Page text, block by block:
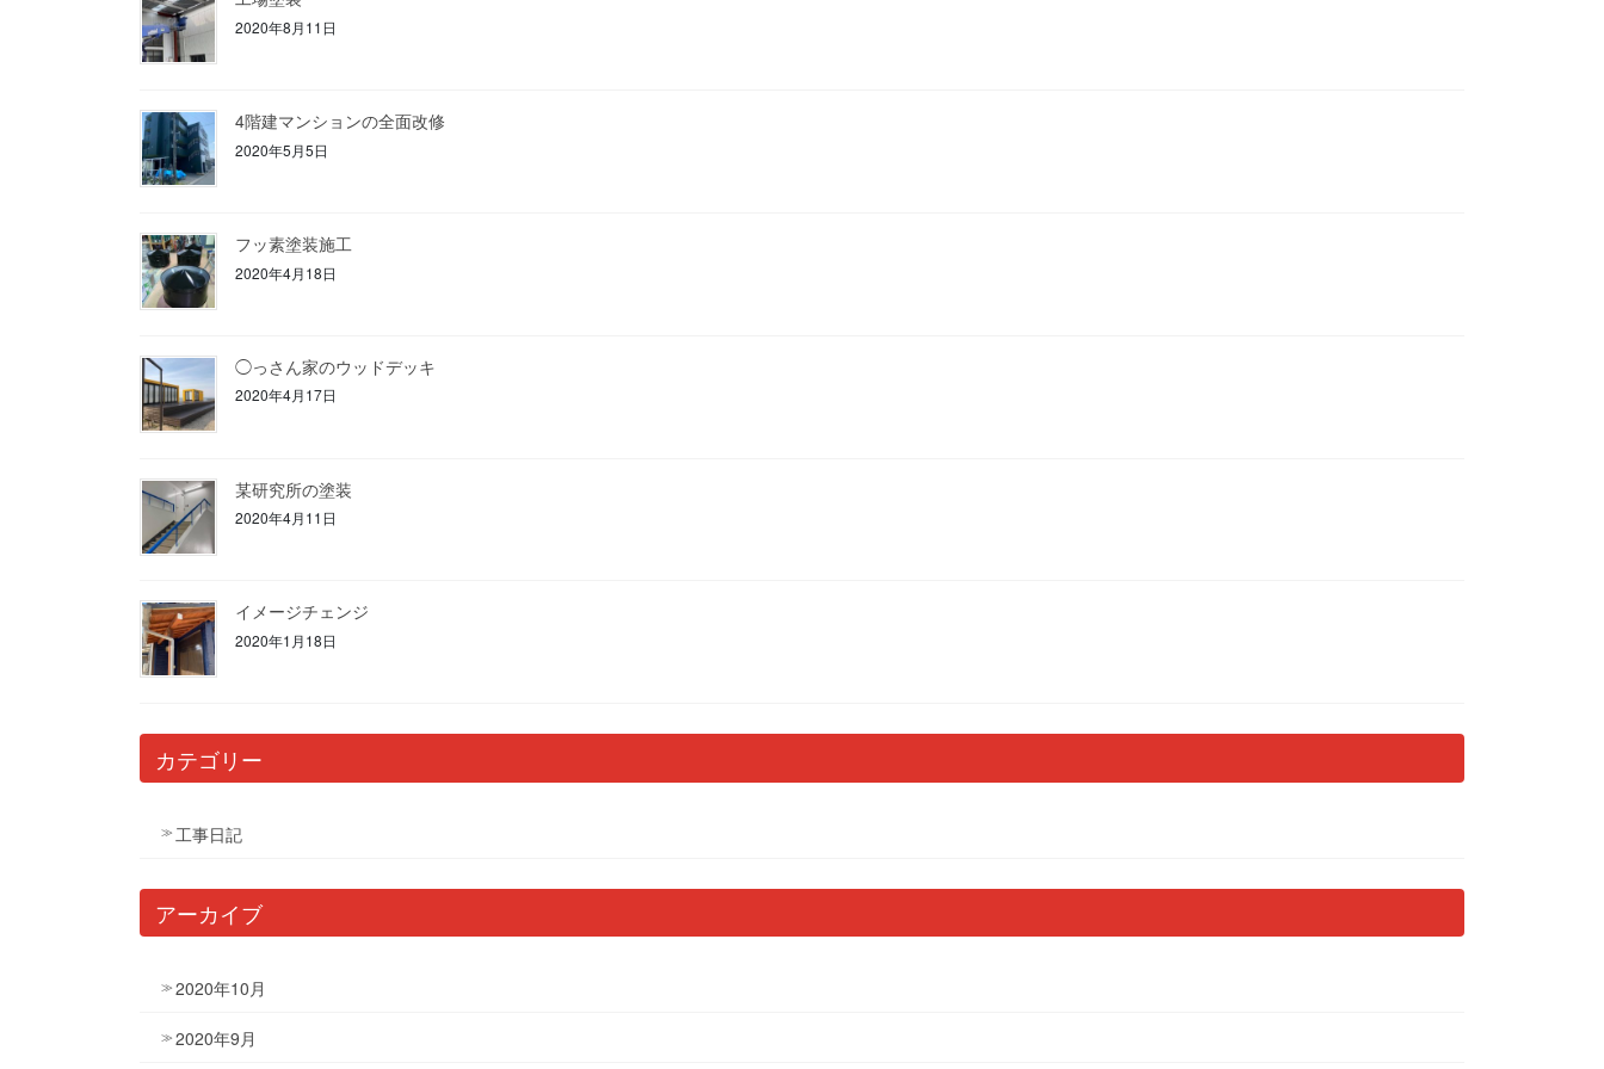
2020年8月11日
4階建マンションの全面改修
2020年5月5日
フッ素塗装施工
2020年4月18日
◯っさん家のウッドデッキ
2020年4月17日
某研究所の塗装
2020年4月11日
イメージチェンジ
2020年1月18日
カテゴリー
工事日記
アーカイブ
2020年10月
2020年9月